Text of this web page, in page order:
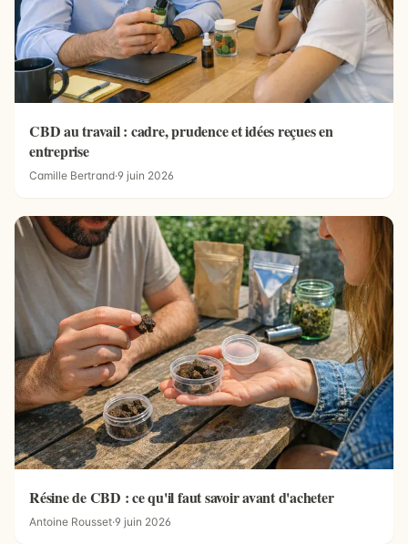
CBD au travail : cadre, prudence et idées reçues en
entreprise
Camille Bertrand·9 juin 2026
Résine de CBD : ce qu'il faut savoir avant d'acheter
Antoine Rousset·9 juin 2026